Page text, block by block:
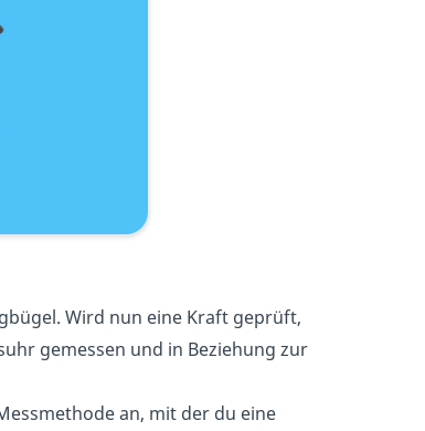
Wird nun eine Kraft geprüft,
gemessen und in Beziehung zur
an, mit der du eine